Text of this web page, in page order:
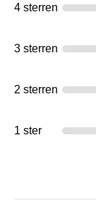
4 sterren
3 sterren
2 sterren
1 ster